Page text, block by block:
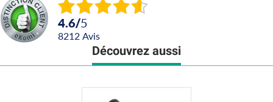
4.6/5
8212 avis
Découvrez aussi